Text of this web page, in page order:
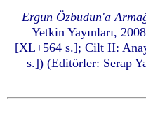
Ergun Özbudun'a
Yetkin Yayınları,
[XL+564 s.]; Cilt II:
s.]) (Editörler: Serap